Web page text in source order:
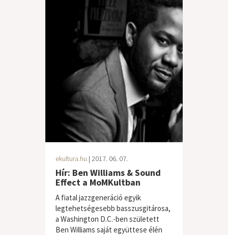
ekultura.hu | 2017. 06. 07.
Hír: Ben Williams & Sound
Effect a MoMKultban
A fiatal jazzgeneráció egyik
legtehetségesebb basszusgitárosa,
a Washington D.C.-ben született
Ben Williams saját együttese élén